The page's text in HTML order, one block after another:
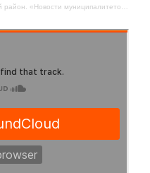
«Новости муниципалитетов». 4 августа